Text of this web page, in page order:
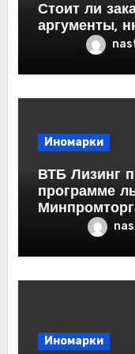
Стоит ли
аргументы,
Иномарки
ВТБ Лизинг
программе
Иномарки